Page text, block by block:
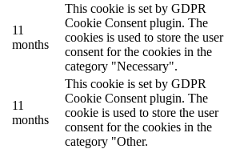
11
months
This cookie is set by GDPR
Cookie Consent plugin. The
cookies is used to store the user
consent for the cookies in the
category "Necessary".
11
months
This cookie is set by GDPR
Cookie Consent plugin. The
cookie is used to store the user
consent for the cookies in the
category "Other.